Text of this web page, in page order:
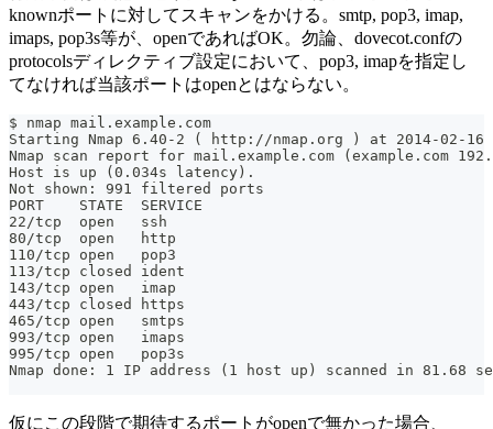
knownポートに対してスキャンをかける。smtp, pop3, imap,
imaps, pop3s等が、openであればOK。勿論、dovecot.confの
protocolsディレクティブ設定において、pop3, imapを指定し
てなければ当該ポートはopenとはならない。
$ nmap mail.example.com
Starting Nmap 6.40-2 ( http://nmap.org ) at 2014-02-16
Nmap scan report for mail.example.com (example.com
Host is up (0.034s latency).
Not shown: 991 filtered ports
PORT    STATE  SERVICE
22/tcp  open   ssh
80/tcp  open   http
110/tcp open   pop3
113/tcp closed ident
143/tcp open   imap
443/tcp closed https
465/tcp open   smtps
993/tcp open   imaps
995/tcp open   pop3s
Nmap done: 1 IP address (1 host up) scanned in 81.68
仮にこの段階で期待するポートがopenで無かった場合、